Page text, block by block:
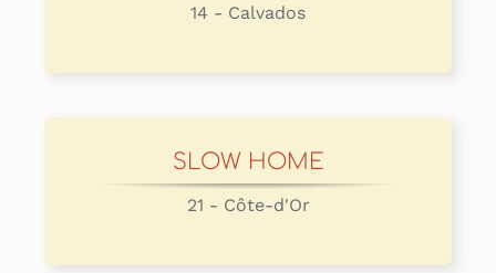
14 - Calvados
SLOW HOME
21 - Côte-d'Or